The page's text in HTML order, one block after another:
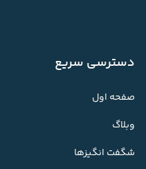
دسترسی سریع
صفحه اول
وبلاگ
شگفت انگیزها